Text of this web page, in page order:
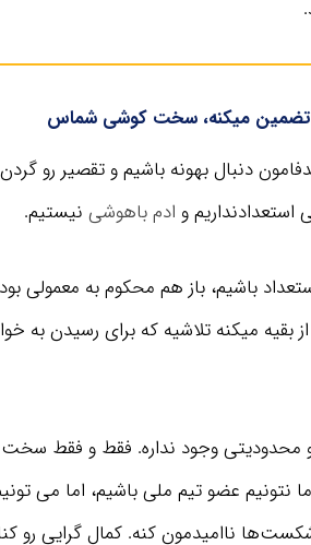
تضمین میکنه، سخت کوشی شماس
دنبال بهونه باشیم و تقصیر رو گردن
استعدادنداریم و ادم باهوشی نیستیم.
باشیم، باز هم محکوم به معمولی
بقیه میکنه تلاشیه که برای رسیدن به
محدودیتی وجود نداره. فقط و فقط سخت
عضو تیم ملی باشیم، اما می
ناامیدمون کنه. کمال گرایی رو